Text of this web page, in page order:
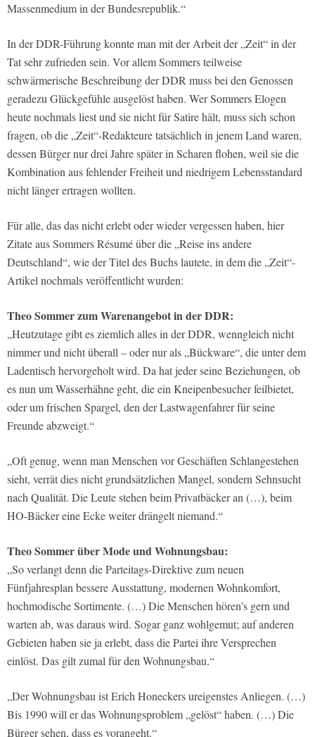
Massenmedium in der Bundesrepublik.“
In der DDR-Führung konnte man mit der Arbeit der „Zeit“ in der
Tat sehr zufrieden sein. Vor allem Sommers teilweise
schwärmerische Beschreibung der DDR muss bei den Genossen
geradezu Glückgefühle ausgelöst haben. Wer Sommers Elogen
heute nochmals liest und sie nicht für Satire hält, muss sich schon
fragen, ob die „Zeit“-Redakteure tatsächlich in jenem Land waren,
dessen Bürger nur drei Jahre später in Scharen flohen, weil sie die
Kombination aus fehlender Freiheit und niedrigem Lebensstandard
nicht länger ertragen wollten.
Für alle, das das nicht erlebt oder wieder vergessen haben, hier
Zitate aus Sommers Résumé über die „Reise ins andere
Deutschland“, wie der Titel des Buchs lautete, in dem die „Zeit“-
Artikel nochmals veröffentlicht wurden:
Theo Sommer zum Warenangebot in der DDR:
„Heutzutage gibt es ziemlich alles in der DDR, wenngleich nicht
nimmer und nicht überall – oder nur als „Bückware“, die unter dem
Ladentisch hervorgeholt wird. Da hat jeder seine Beziehungen, ob
es nun um Wasserhähne geht, die ein Kneipenbesucher feilbietet,
oder um frischen Spargel, den der Lastwagenfahrer für seine
Freunde abzweigt.“
„Oft genug, wenn man Menschen vor Geschäften Schlangestehen
sieht, verrät dies nicht grundsätzlichen Mangel, sondern Sehnsucht
nach Qualität. Die Leute stehen beim Privatbäcker an (…), beim
HO-Bäcker eine Ecke weiter drängelt niemand.“
Theo Sommer über Mode und Wohnungsbau:
„So verlangt denn die Parteitags-Direktive zum neuen
Fünfjahresplan bessere Ausstattung, modernen Wohnkomfort,
hochmodische Sortimente. (…) Die Menschen hören’s gern und
warten ab, was daraus wird. Sogar ganz wohlgemut; auf anderen
Gebieten haben sie ja erlebt, dass die Partei ihre Versprechen
einlöst. Das gilt zumal für den Wohnungsbau.“
„Der Wohnungsbau ist Erich Honeckers ureigenstes Anliegen. (…)
Bis 1990 will er das Wohnungsproblem „gelöst“ haben. (…) Die
Bürger sehen, dass es vorangeht.“